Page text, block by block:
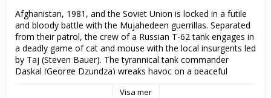
Afghanistan, 1981, and the Soviet Union is locked in a futile
and bloody battle with the Mujahedeen guerrillas. Separated
from their patrol, the crew of a Russian T-62 tank engages in
a deadly game of cat and mouse with the local insurgents led
by Taj (Steven Bauer). The tyrannical tank commander
Daskal (George Dzundza) wreaks havoc on a peaceful
driver Koverchenko (Jason Patric) to the limits.
Visa mer